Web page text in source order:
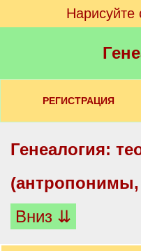
РЕГИСТРАЦИЯ
Генеалогия:
Вниз ⇊